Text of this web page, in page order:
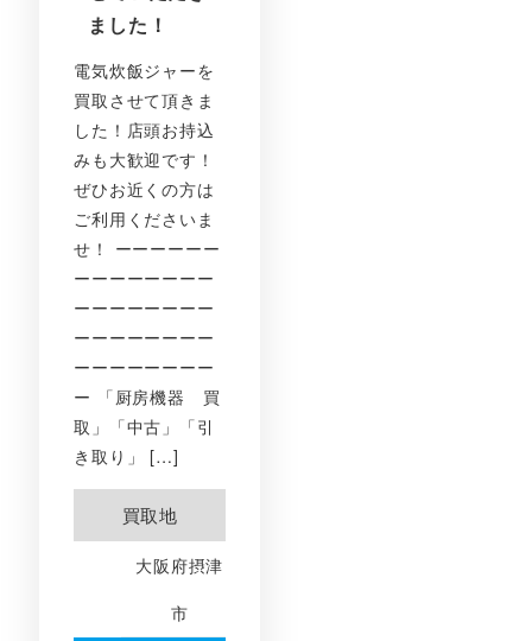
ました！
電気炊飯ジャーを
買取させて頂きま
した！店頭お持込
みも大歓迎です！
ぜひお近くの方は
ご利用くださいま
せ！ ーーーーーー
ーーーーーーーー
ーーーーーーーー
ーーーーーーーー
ーーーーーーーー
ー 「厨房機器 買
取」「中古」「引
き取り」 […]
買取地
大阪府摂津
市